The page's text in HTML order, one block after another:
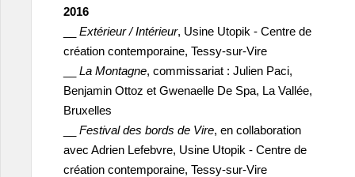
2016
Extérieur / Intérieur, Usine Utopik - Centre de
création contemporaine, Tessy-sur-Vire
La Montagne, commissariat : Julien Paci,
Benjamin Ottoz et Gwenaelle De Spa, La Vallée,
Bruxelles
Festival des bords de Vire, en collaboration
avec Adrien Lefebvre, Usine Utopik - Centre de
création contemporaine, Tessy-sur-Vire